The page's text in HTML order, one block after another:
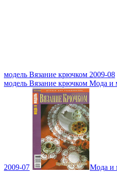
модель Вязание крючком 2009-08
модель Вязание крючком Мода и
2009-07 Мода и